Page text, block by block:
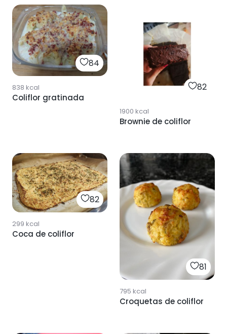
84
838 kcal
Coliflor gratinada
82
1900 kcal
Brownie de coliflor
82
299 kcal
Coca de coliflor
81
795 kcal
Croquetas de coliflor